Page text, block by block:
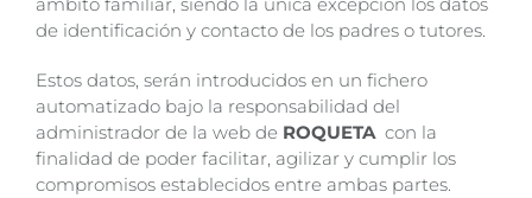
de identificación y contacto de los padres o tutores.
Estos datos, serán introducidos en un fichero
automatizado bajo la responsabilidad del
administrador de la web de ROQUETA con la
finalidad de poder facilitar, agilizar y cumplir los
compromisos establecidos entre ambas partes.